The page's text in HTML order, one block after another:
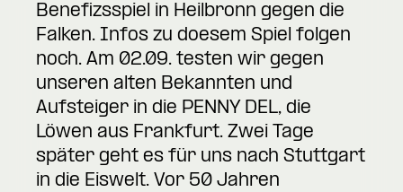
Benefizsspiel in Heilbronn gegen die
Falken. Infos zu doesem Spiel folgen
noch. Am 02.09. testen wir gegen
unseren alten Bekannten und
Aufsteiger in die PENNY DEL, die
Löwen aus Frankfurt. Zwei Tage
später geht es für uns nach Stuttgart
in die Eiswelt. Vor 50 Jahren